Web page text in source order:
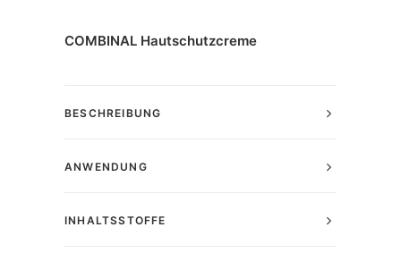
COMBINAL Hautschutzcreme
BESCHREIBUNG
ANWENDUNG
INHALTSSTOFFE